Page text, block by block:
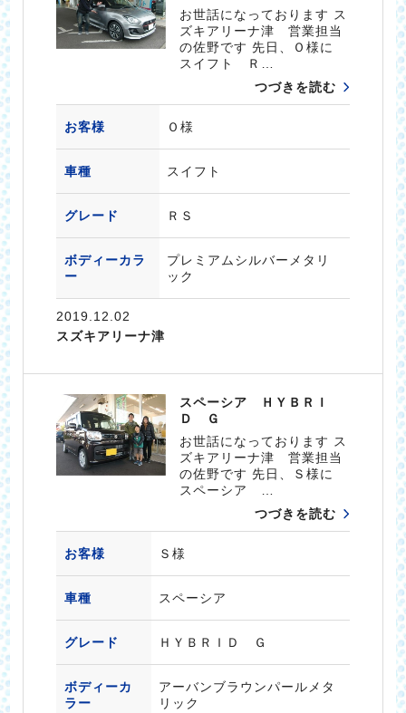
お世話になっております ス
ズキアリーナ津 営業担当
の佐野です 先日、Ｏ様に
スイフト Ｒ…
つづきを読む
お客様 Ｏ様
車種 スイフト
グレード ＲＳ
ボディーカラ
ー
プレミアムシルバーメタリ
ック
2019.12.02
スズキアリーナ津
スペーシア ＨＹＢＲＩ
Ｄ Ｇ
お世話になっております ス
ズキアリーナ津 営業担当
の佐野です 先日、Ｓ様に
スペーシア …
つづきを読む
お客様 Ｓ様
車種 スペーシア
グレード ＨＹＢＲＩＤ Ｇ
ボディーカ
ラー
アーバンブラウンパールメタ
リック